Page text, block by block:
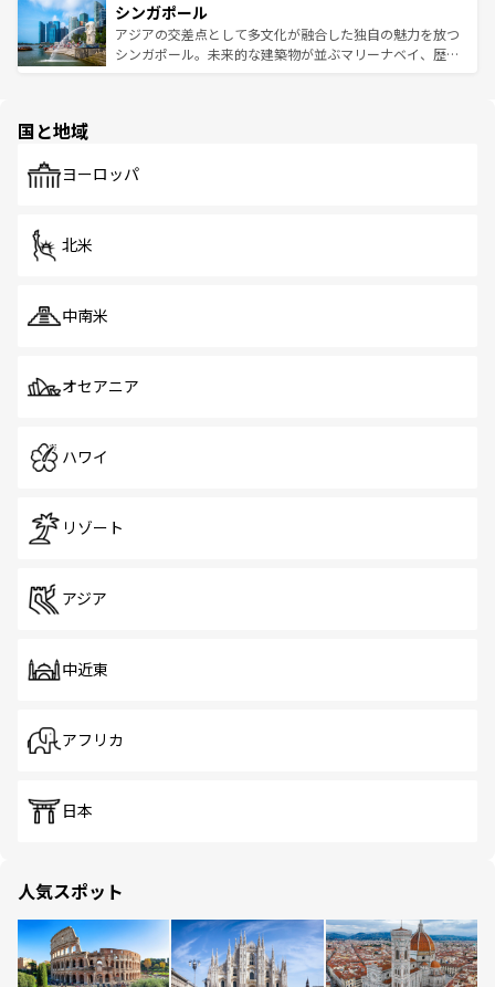
参照してほしい。
激する。気候は一年中温暖で、どの季節にも異なる楽しみ
が待っている。親しみやすいタイの人々、仏教を中心とし
た文化、そして多様な観光資源が、訪れる旅人を魅了し続
み、どこを訪れても感動するはず。観光スポットが密集し
ており、効率よく見どころを回れるのも魅力。息をのむよ
うな絶景から文化的な体験まで、香港を存分に楽しみ尽く
シンガポール
アジアの交差点として多文化が融合した独自の魅力を放つ
シンガポール。未来的な建築物が並ぶマリーナベイ、歴史
で、ホーカーズは地元の風情を楽しめる外せないスポット
国と地域
ヨーロッパ
北米
中南米
オセアニア
ハワイ
リゾート
アジア
中近東
アフリカ
日本
人気スポット